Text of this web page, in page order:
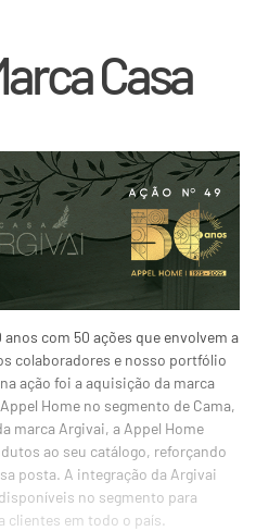
Casa
com 50 ações que envolvem a
colaboradores e nosso portfólio
ação foi a aquisição da marca
Home no segmento de Cama,
marca Argivai, a Appel Home
ao seu catálogo, reforçando
posta. A integração da Argivai
no segmento para
clientes em todo o país.